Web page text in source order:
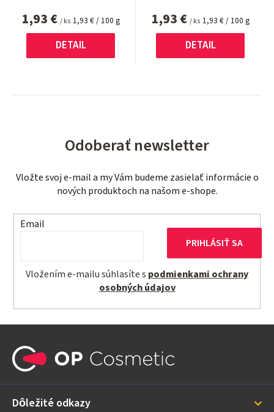
1,93 € / ks Jednotková
cena:
1,93 € / 100 g
DETAIL
1,93 € / ks Jednotková
cena:
1,93 € / 100 g
DETAIL
Odoberať newsletter
Vložte svoj e-mail a my Vám budeme zasielať informácie o
nových produktoch na našom e-shope.
Email
Vložením e-mailu súhlasíte s podmienkami ochrany
osobných údajov
PRIHLÁSIŤ SA
ä
Dôležité odkazy